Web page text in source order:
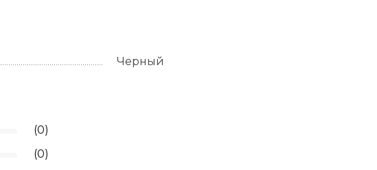
Черный
(0)
(0)